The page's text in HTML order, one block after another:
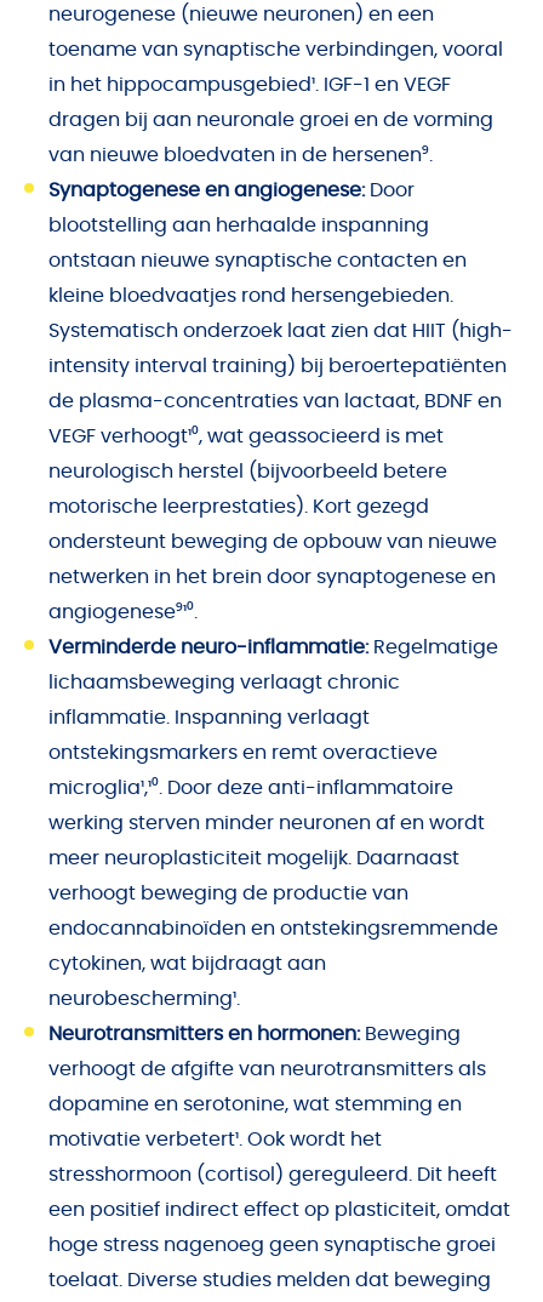
neurogenese (nieuwe neuronen) en een
toename van synaptische verbindingen, vooral
in het hippocampusgebied¹. IGF-1 en VEGF
dragen bij aan neuronale groei en de vorming
van nieuwe bloedvaten in de hersenen⁹.
Synaptogenese en angiogenese:Door
blootstelling aan herhaalde inspanning
ontstaan nieuwe synaptische contacten en
kleine bloedvaatjes rond hersengebieden.
Systematisch onderzoek laat zien dat HIIT (high-
intensity interval training) bij beroertepatiënten
de plasma-concentraties van lactaat, BDNF en
VEGF verhoogt¹⁰, wat geassocieerd is met
neurologisch herstel (bijvoorbeeld betere
motorische leerprestaties). Kort gezegd
ondersteunt beweging de opbouw van nieuwe
netwerken in het brein door synaptogenese en
angiogenese⁹¹⁰.
Verminderde neuro-inflammatie:Regelmatige
lichaamsbeweging verlaagt chronic
inflammatie. Inspanning verlaagt
ontstekingsmarkers en remt overactieve
microglia¹,¹⁰. Door deze anti-inflammatoire
werking sterven minder neuronen af en wordt
meer neuroplasticiteit mogelijk. Daarnaast
verhoogt beweging de productie van
endocannabinoïden en ontstekingsremmende
cytokinen, wat bijdraagt aan
neurobescherming¹.
Neurotransmitters en hormonen:Beweging
verhoogt de afgifte van neurotransmitters als
dopamine en serotonine, wat stemming en
motivatie verbetert¹. Ook wordt het
stresshormoon (cortisol) gereguleerd. Dit heeft
een positief indirect effect op plasticiteit, omdat
hoge stress nagenoeg geen synaptische groei
toelaat. Diverse studies melden dat beweging